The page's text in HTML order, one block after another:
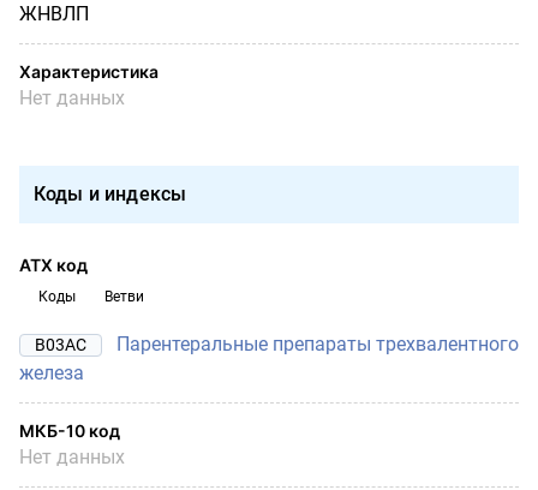
ЖНВЛП
Характеристика
Нет данных
Коды и индексы
АТХ код
Коды Ветви
B03AC
Парентеральные препараты трехвалентного
железа
МКБ-10 код
Нет данных